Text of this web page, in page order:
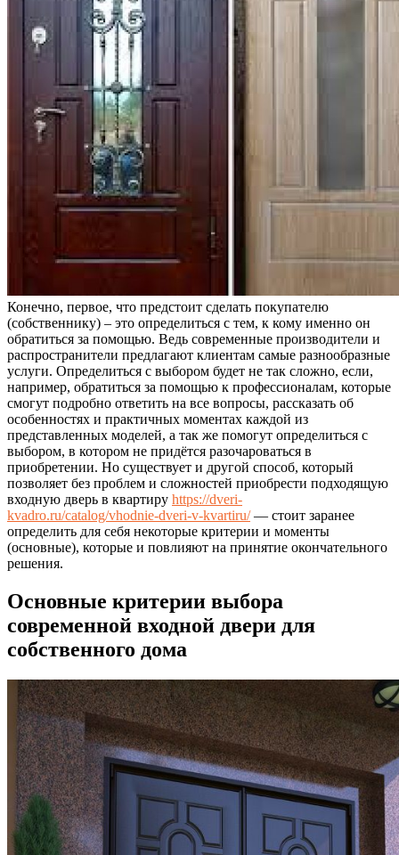
Конечно, первое, что предстоит сделать покупателю
(собственнику) – это определиться с тем, к кому именно он
обратиться за помощью. Ведь современные производители и
распространители предлагают клиентам самые разнообразные
услуги. Определиться с выбором будет не так сложно, если,
например, обратиться за помощью к профессионалам, которые
смогут подробно ответить на все вопросы, рассказать об
особенностях и практичных моментах каждой из
представленных моделей, а так же помогут определиться с
выбором, в котором не придётся разочароваться в
приобретении. Но существует и другой способ, который
позволяет без проблем и сложностей приобрести подходящую
входную дверь в квартиру https://dveri-
kvadro.ru/catalog/vhodnie-dveri-v-kvartiru/— стоит заранее
определить для себя некоторые критерии и моменты
(основные), которые и повлияют на принятие окончательного
решения.
Основные критерии выбора
современной входной двери для
собственного дома